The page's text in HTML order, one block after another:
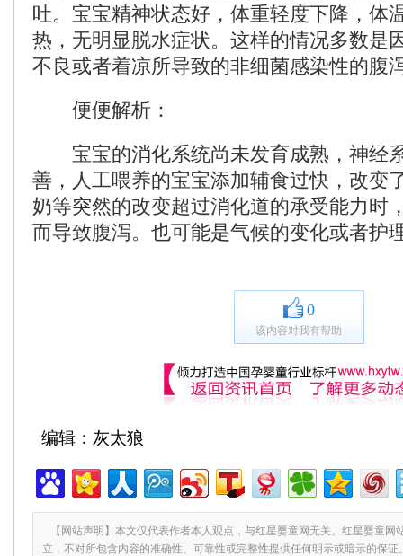
吐。宝宝精神状态好，体重轻度下降，体
热，无明显脱水症状。这样的情况多数是
不良或者着凉所导致的非细菌感染性的腹
便便解析：
宝宝的消化系统尚未发育成熟，神经
善，人工喂养的宝宝添加辅食过快，改变
奶等突然的改变超过消化道的承受能力时
而导致腹泻。也可能是气候的变化或者护
0
该内容对我有帮助
编辑：灰太狼
【网站声明】本文仅代表作者本人观点，与红星婴童网无关。红星婴童网
立，不对所包含内容的准确性、可靠性或完整性提供任何明示或暗示的保